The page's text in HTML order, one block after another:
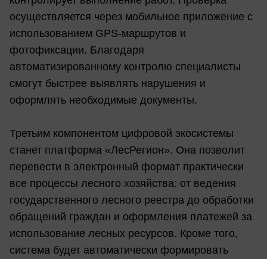
осуществляется через мобильное приложение с
использованием GPS-маршрутов и
фотофиксации. Благодаря
автоматизированному контролю специалисты
смогут быстрее выявлять нарушения и
оформлять необходимые документы.
Третьим компонентом цифровой экосистемы
станет платформа «ЛесРегион». Она позволит
перевести в электронный формат практически
все процессы лесного хозяйства: от ведения
государственного лесного реестра до обработки
обращений граждан и оформления платежей за
использование лесных ресурсов. Кроме того,
система будет автоматически формировать